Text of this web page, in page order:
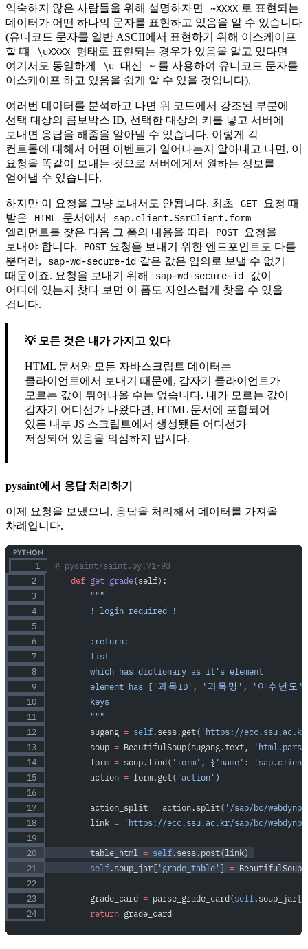
익숙하지 않은 사람들을 위해 설명하자면
~XXXX 로 표현되는
데이터가 어떤 하나의 문자를 표현하고 있음을 알 수 있습니다
(유니코드 문자를 일반 ASCII에서 표현하기 위해 이스케이프
할 떄
\uXXXX
형태로 표현되는 경우가 있음을 알고 있다면
여기서도 동일하게
\u 대신 ~ 를 사용하여 유니코드 문자를
이스케이프 하고 있음을 쉽게 알 수 있을 것입니다).
여러번 데이터를 분석하고 나면 위 코드에서 강조된 부분에
선택 대상의 콤보박스 ID, 선택한 대상의 키를 넣고 서버에
보내면 응답을 해줌을 알아낼 수 있습니다. 이렇게 각
컨트롤에 대해서 어떤 이벤트가 일어나는지 알아내고 나면, 이
요청을 똑같이 보내는 것으로 서버에게서 원하는 정보를
얻어낼 수 있습니다.
하지만 이 요청을 그냥 보내서도 안됩니다. 최초 GET
요청 때
받은
HTML 문서에서 sap.client.SsrClient.form
엘리먼트를 찾은 다음 그 폼의 내용을 따라 POST
요청을
보내야 합니다.
POST 요청을 보내기 위한 엔드포인트도 다를
뿐더러,
sap-wd-secure-id 같은 값은 임의로 보낼 수 없기
때문이죠. 요청을 보내기 위해
sap-wd-secure-id
값이
어디에 있는지 찾다 보면 이 폼도 자연스럽게 찾을 수 있을
겁니다.
모든 것은 내가 가지고 있다
HTML 문서와 모든 자바스크립트 데이터는
클라이언트에서 보내기 때문에, 갑자기 클라이언트가
모르는 값이 튀어나올 수는 없습니다. 내가 모르는 값이
갑자기 어디선가 나왔다면, HTML 문서에 포함되어
있든 내부 JS 스크립트에서 생성됐든 어디선가
저장되어 있음을 의심하지 맙시다.
pysaint에서 응답 처리하기
이제 요청을 보냈으니, 응답을 처리해서 데이터를 가져올
차례입니다.
# pysaint/saint.py:71-93
    def
get_grade(self):
        """
        ! login required !
        :return:
        list
        which has dictionary as it's element
element has ['과목ID', '과목명', '이수년
        keys
        """
        sugang
= self.sess.get( 'https://ecc.ssu.ac.kr/
        soup
= BeautifulSoup(sugang.text,
        form
= soup.find( 'form' , { 'name' :
        action
= form.get( 'action')
        action_split
= action.split( '/sap/bc/
        link
= 'https://ecc.ssu.ac.kr/sap/bc/webdynpro/
        table_html
= self.sess.post(link)
        self
.soup_jar['grade_table'] =
        grade_card
= parse_grade_card(self.soup_jar[
        return
grade_card